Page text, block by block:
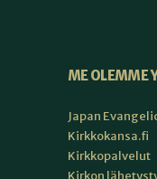
ME OLEMME
Japan
Kirkkokansa.fi
Kirkkopalvelut
Kirkon